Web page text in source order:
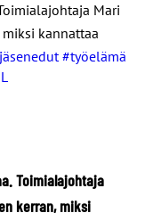
Mari
kannattaa
#työelämä
Toimialajohtaja
kerran, miksi